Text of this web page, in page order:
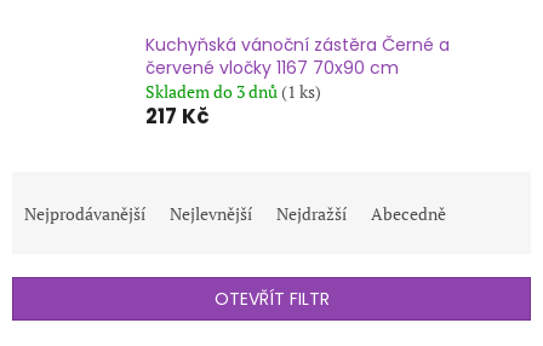
Kuchyňská vánoční zástěra Černé a
červené vločky 1167 70x90 cm
Skladem do 3 dnů(1 ks)
217 Kč
a
í
Nejprodávanější Nejlevnější Nejdražší Abecedně
OTEVŘÍT FILTR